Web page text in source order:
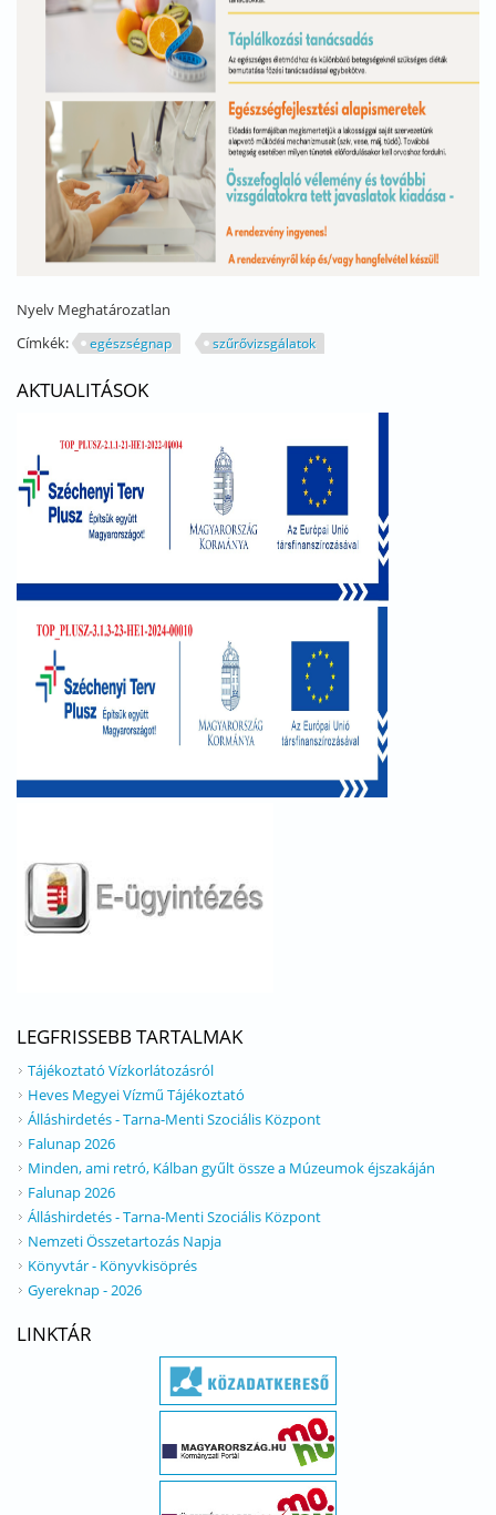
Nyelv Meghatározatlan
Címkék:
egészségnap szűrővizsgálatok
AKTUALITÁSOK
LEGFRISSEBB TARTALMAK
Tájékoztató Vízkorlátozásról
Heves Megyei Vízmű Tájékoztató
Álláshirdetés - Tarna-Menti Szociális Központ
Falunap 2026
Minden, ami retró, Kálban gyűlt össze a Múzeumok éjszakáján
Falunap 2026
Álláshirdetés - Tarna-Menti Szociális Központ
Nemzeti Összetartozás Napja
Könyvtár - Könyvkisöprés
Gyereknap - 2026
LINKTÁR